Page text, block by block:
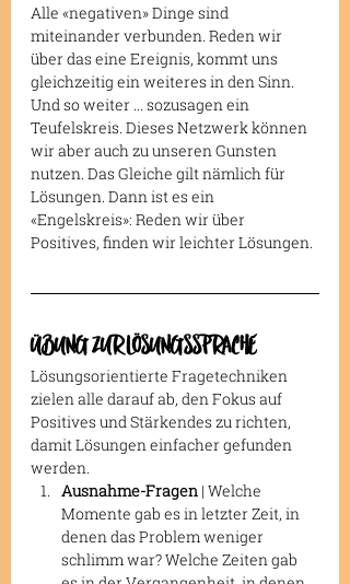
Alle «negativen» Dinge sind
miteinander verbunden. Reden wir
über das eine Ereignis, kommt uns
gleichzeitig ein weiteres in den Sinn.
Und so weiter ... sozusagen ein
Teufelskreis. Dieses Netzwerk können
wir aber auch zu unseren Gunsten
nutzen. Das Gleiche gilt nämlich für
Lösungen. Dann ist es ein
«Engelskreis»: Reden wir über
Positives, finden wir leichter Lösungen.
ÜBUNG ZUR LÖSUNGSSPRACHE
Lösungsorientierte Fragetechniken
zielen alle darauf ab, den Fokus auf
Positives und Stärkendes zu richten,
damit Lösungen einfacher gefunden
werden.
Ausnahme-Fragen | Welche
Momente gab es in letzter Zeit, in
denen das Problem weniger
schlimm war? Welche Zeiten gab